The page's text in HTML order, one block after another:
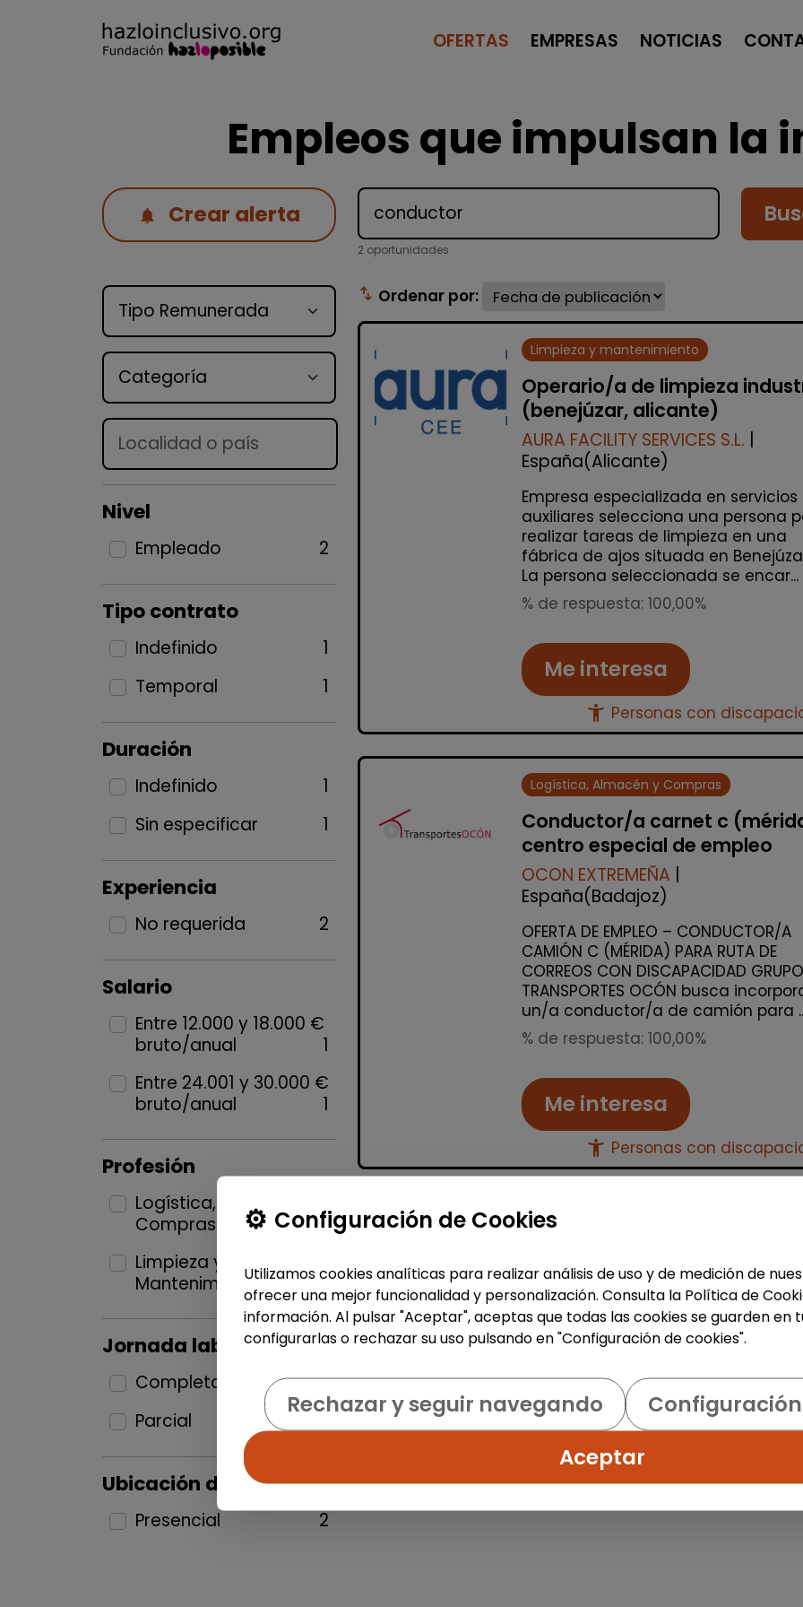
OFERTAS EMPRESAS NOTICIAS
Empleos que impulsan la
Crear alerta
Tipo de oferta
Categoría
Lugar
Nivel
Empleado 2
Tipo contrato
Indefinido
1
Temporal
1
Duración
Indefinido
1
Sin especificar
1
Experiencia
No requerida 2
Salario
Entre 12.000 y 18.000 €
bruto/anual
1
Entre 24.001 y 30.000 €
bruto/anual
1
Profesión
Logística, Almacén y
Compras
1
Limpieza y
Mantenimiento
1
Jornada laboral
Completa
1
Parcial
Ubicación del puesto
Presencial 2
2 oportunidades
swap_vert Ordenar por:
Limpieza y mantenimiento
Operario/a de limpieza
(benejúzar, alicante)
AURA FACILITY SERVICES S.L. |
España(Alicante)
Empresa especializada en servicios
auxiliares selecciona una persona
realizar tareas de limpieza en una
fábrica de ajos situada en
La persona seleccionada se encar...
% de respuesta: 100,00%
Me interesa
accessibility_new Personas con
Logística, Almacén y Compras
Conductor/a carnet c
centro especial de empleo
OCON EXTREMEÑA |
España(Badajoz)
OFERTA DE EMPLEO – CONDUCTOR/A
CAMIÓN C (MÉRIDA) PARA RUTA DE
CORREOS CON DISCAPACIDAD GRUPO
TRANSPORTES OCÓN busca
un/a conductor/a de camión para
% de respuesta: 100,00%
Me interesa
accessibility_new Personas con
Configuración de Cookies
Utilizamos cookies analíticas para realizar análisis de uso y de medición de
ofrecer una mejor funcionalidad y personalización. Consulta la Política de
información. Al pulsar "Aceptar", aceptas que todas las cookies se guarden en
configurarlas o rechazar su uso pulsando en "Configuración de cookies".
Rechazar y seguir navegando
Aceptar